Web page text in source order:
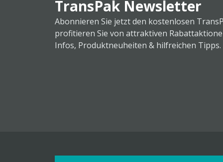
TransPak Newsletter
Abonnieren Sie jetzt den kostenlosen
profitieren Sie von attraktiven
Infos, Produktneuheiten & hilfreichen Tipps.